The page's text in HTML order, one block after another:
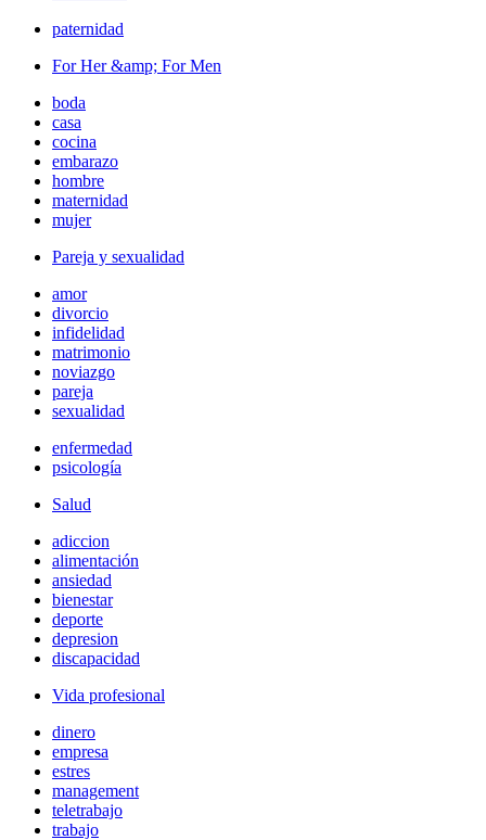
paternidad
For Her &amp; For Men
boda
casa
cocina
embarazo
hombre
maternidad
mujer
Pareja y sexualidad
amor
divorcio
infidelidad
matrimonio
noviazgo
pareja
sexualidad
enfermedad
psicología
Salud
adiccion
alimentación
ansiedad
bienestar
deporte
depresion
discapacidad
Vida profesional
dinero
empresa
estres
management
teletrabajo
trabajo